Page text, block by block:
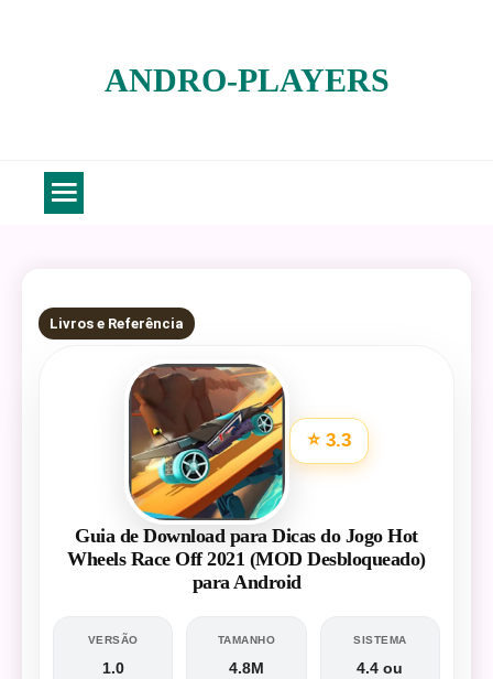
ANDRO-PLAYERS
5 MINS READ
Livros e Referência
⭐ 3.3
Guia de Download para Dicas do Jogo Hot
Wheels Race Off 2021 (MOD Desbloqueado)
para Android
VERSÃO
1.0
TAMANHO
4.8M
SISTEMA
4.4 ou